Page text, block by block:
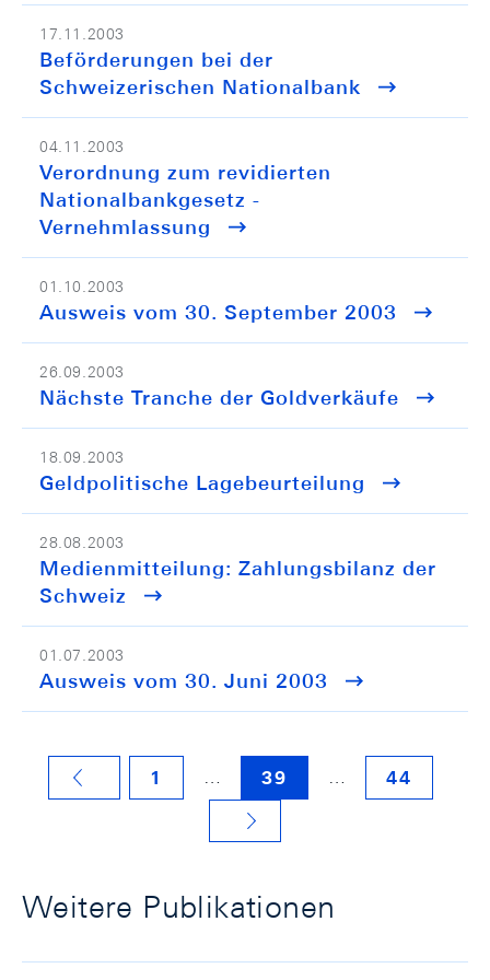
17.11.2003
Beförderungen bei der
Schweizerischen Nationalbank
04.11.2003
Verordnung zum revidierten
Nationalbankgesetz -
Vernehmlassung
01.10.2003
Ausweis vom 30. September 2003
26.09.2003
Nächste Tranche der Goldverkäufe
18.09.2003
Geldpolitische Lagebeurteilung
28.08.2003
Medienmitteilung: Zahlungsbilanz der
Schweiz
01.07.2003
Ausweis vom 30. Juni 2003
1 … 39 … 44
Weitere Publikationen